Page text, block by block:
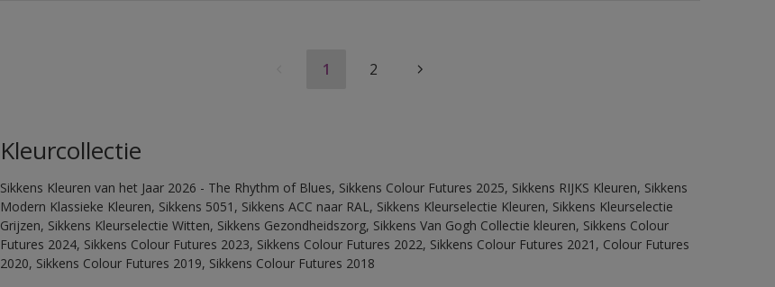
1 2
Kleurcollectie
Sikkens Kleuren van het Jaar 2026 - The Rhythm of Blues, Sikkens Colour Futures 2025, Sikkens RIJKS Kleuren, Sikkens
Modern Klassieke Kleuren, Sikkens 5051, Sikkens ACC naar RAL, Sikkens Kleurselectie Kleuren, Sikkens Kleurselectie
Grijzen, Sikkens Kleurselectie Witten, Sikkens Gezondheidszorg, Sikkens Van Gogh Collectie kleuren, Sikkens Colour
Futures 2024, Sikkens Colour Futures 2023, Sikkens Colour Futures 2022, Sikkens Colour Futures 2021, Colour Futures
2020, Sikkens Colour Futures 2019, Sikkens Colour Futures 2018